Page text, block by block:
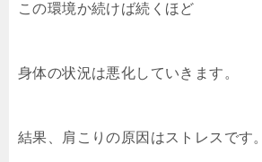
この環境か続けば続くほど
身体の状況は悪化していきます。
結果、肩こりの原因はストレスです。